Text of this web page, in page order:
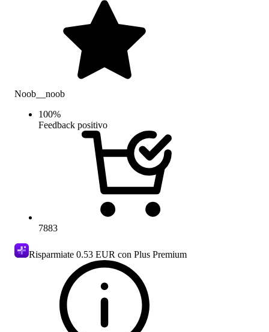
Noob__noob
100%
Feedback positivo
7883
Risparmiate 0.53 EUR con Plus Premium